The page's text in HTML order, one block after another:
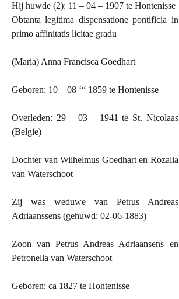
Hij huwde (2): 11 – 04 – 1907 te Hontenisse
Obtanta legitima dispensatione pontificia in
primo affinitatis licitae gradu
(Maria) Anna Francisca Goedhart
Geboren: 10 – 08 ‘“ 1859 te Hontenisse
Overleden: 29 – 03 – 1941 te St. Nicolaas
(Belgie)
Dochter van Wilhelmus Goedhart en Rozalia
van Waterschoot
Zij was weduwe van Petrus Andreas
Adriaanssens (gehuwd: 02-06-1883)
Zoon van Petrus Andreas Adriaansens en
Petronella van Waterschoot
Geboren: ca 1827 te Hontenisse